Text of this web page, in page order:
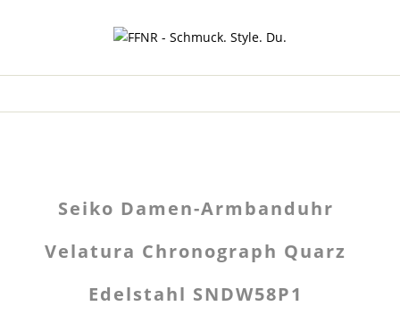
Seiko Damen-Armbanduhr
Velatura Chronograph Quarz
Edelstahl SNDW58P1